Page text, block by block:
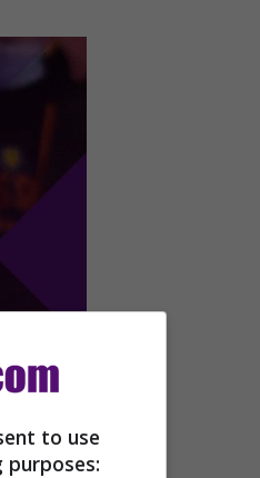
to use